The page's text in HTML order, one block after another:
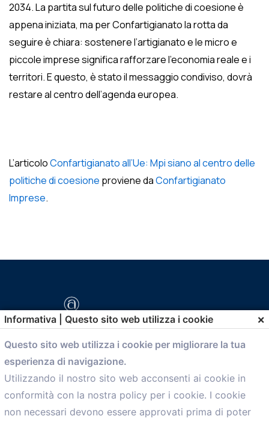
2034. La partita sul futuro delle politiche di coesione è
appena iniziata, ma per Confartigianato la rotta da
seguire è chiara: sostenere l’artigianato e le micro e
piccole imprese significa rafforzare l’economia reale e i
territori. E questo, è stato il messaggio condiviso, dovrà
restare al centro dell’agenda europea.
L’articoloConfartigianato all’Ue: Mpi siano al centro delle
politiche di coesione proviene daConfartigianato
Imprese.
comunicazione@confartigianato.bo.it
Menù
Informativa | Questo sito web utilizza i cookie ×
Questo sito web utilizza i cookie per migliorare la tua
esperienza di navigazione.
Utilizzando il nostro sito web acconsenti ai cookie in
conformità con la nostra policy per i cookie. I cookie
non necessari devono essere approvati prima di poter